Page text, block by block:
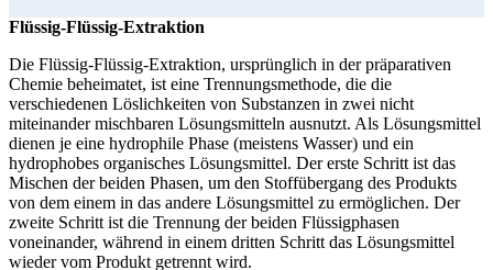
Flüssig-Flüssig-Extraktion
Die Flüssig-Flüssig-Extraktion, ursprünglich in der präparativen
Chemie beheimatet, ist eine Trennungsmethode, die die
verschiedenen Löslichkeiten von Substanzen in zwei nicht
miteinander mischbaren Lösungsmitteln ausnutzt. Als Lösungsmittel
dienen je eine hydrophile Phase (meistens Wasser) und ein
hydrophobes organisches Lösungsmittel. Der erste Schritt ist das
Mischen der beiden Phasen, um den Stoffübergang des Produkts
von dem einem in das andere Lösungsmittel zu ermöglichen. Der
zweite Schritt ist die Trennung der beiden Flüssigphasen
voneinander, während in einem dritten Schritt das Lösungsmittel
wieder vom Produkt getrennt wird.